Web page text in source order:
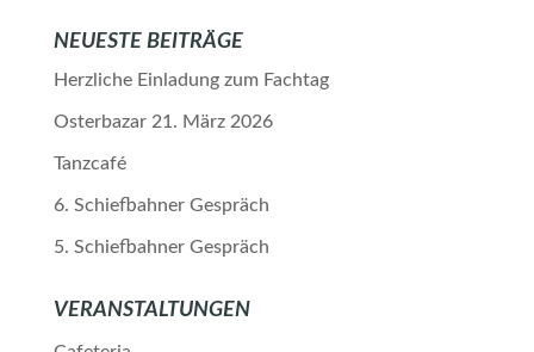
NEUESTE BEITRÄGE
Herzliche Einladung zum Fachtag
Osterbazar 21. März 2026
Tanzcafé
6. Schiefbahner Gespräch
5. Schiefbahner Gespräch
VERANSTALTUNGEN